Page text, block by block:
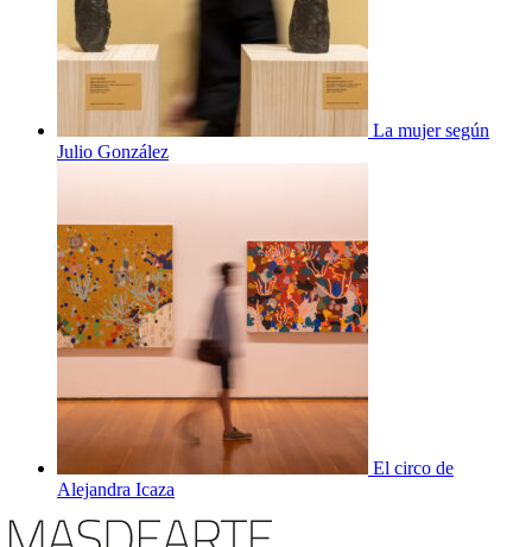
La mujer según
Julio González
El circo de
Alejandra Icaza